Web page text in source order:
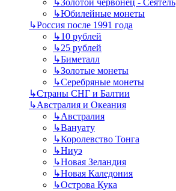
↳Юбилейные монеты
↳Россия после 1991 года
↳10 рублей
↳25 рублей
↳Биметалл
↳Золотые монеты
↳Серебряные монеты
↳Страны СНГ и Балтии
↳Австралия и Океания
↳Австралия
↳Вануату
↳Королевство Тонга
↳Ниуэ
↳Новая Зеландия
↳Новая Каледония
↳Острова Кука